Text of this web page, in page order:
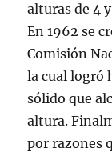
alturas de 4
En 1962 se
Comisión
la cual logró
sólido que
altura.
por razones